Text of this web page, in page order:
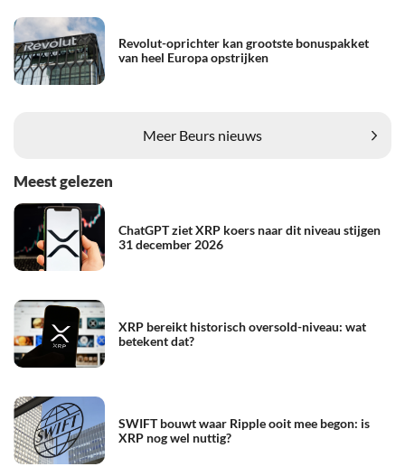
Revolut-oprichter kan grootste bonuspakket
van heel Europa opstrijken
Meer Beurs nieuws
Meest gelezen
ChatGPT ziet XRP koers naar dit niveau stijgen
31 december 2026
XRP bereikt historisch oversold-niveau: wat
betekent dat?
SWIFT bouwt waar Ripple ooit mee begon: is
XRP nog wel nuttig?